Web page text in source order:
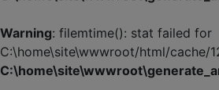
Warning: filemtime(): stat failed for
C:\home\site\wwwroot/html/cache/